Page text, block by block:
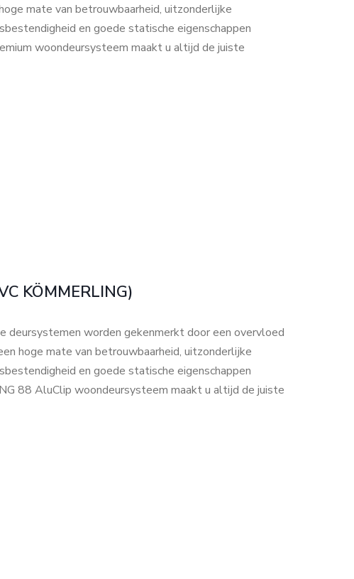
mate van betrouwbaarheid, uitzonderlijke
en goede statische eigenschappen
woondeursysteem maakt u altijd de juiste
KÖMMERLING)
deursystemen worden gekenmerkt door een overvloed
hoge mate van betrouwbaarheid, uitzonderlijke
en goede statische eigenschappen
88 AluClip woondeursysteem maakt u altijd de juiste